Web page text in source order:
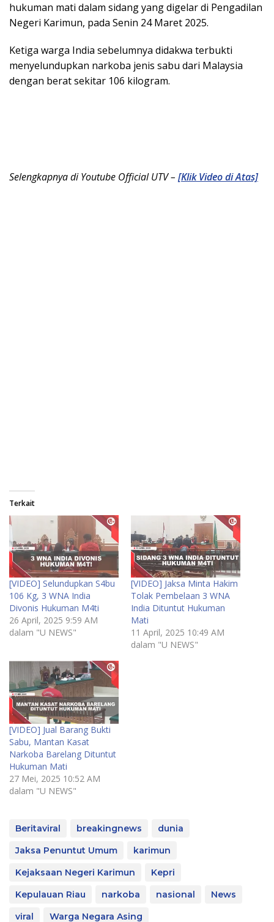
hukuman mati dalam sidang yang digelar di Pengadilan
Negeri Karimun, pada Senin 24 Maret 2025.
Ketiga warga India sebelumnya didakwa terbukti
menyelundupkan narkoba jenis sabu dari Malaysia
dengan berat sekitar 106 kilogram.
Selengkapnya di Youtube Official UTV – [Klik Video di Atas]
Terkait
[VIDEO] Selundupkan S4bu
106 Kg, 3 WNA India
Divonis Hukuman M4ti
26 April, 2025 9:59 AM
dalam "U NEWS"
[VIDEO] Jaksa Minta Hakim
Tolak Pembelaan 3 WNA
India Dituntut Hukuman
Mati
11 April, 2025 10:49 AM
dalam "U NEWS"
[VIDEO] Jual Barang Bukti
Sabu, Mantan Kasat
Narkoba Barelang Dituntut
Hukuman Mati
27 Mei, 2025 10:52 AM
dalam "U NEWS"
Beritaviral breakingnews
dunia
Jaksa Penuntut Umum
karimun
Kejaksaan Negeri Karimun
Kepri
Kepulauan Riau
narkoba nasional
News
viral
Warga Negara Asing